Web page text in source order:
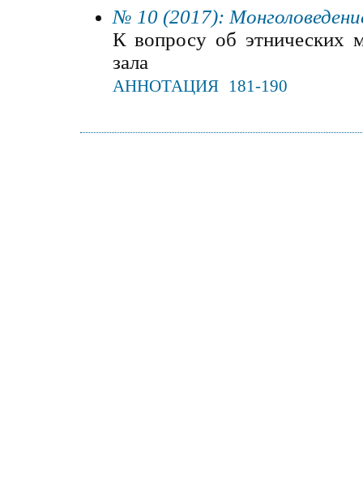
№ 10 (2017):
К вопросу об этнических
зала
АННОТАЦИЯ 181-190